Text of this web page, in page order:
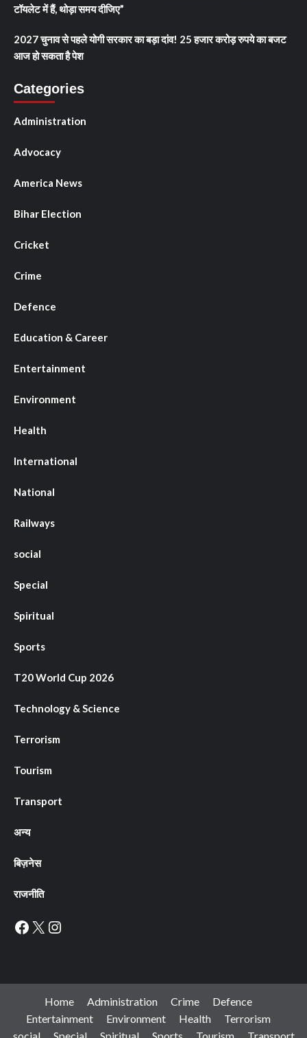
टॉयलेट में हैं, थोड़ा समय दीजिए”
2027 चुनाव से पहले योगी सरकार का बड़ा दांव! 25 हजार करोड़ रुपये का बजट
आज हो सकता है पेश
Categories
Administration
Advocacy
America News
Bihar Election
Cricket
Crime
Defence
Education & Career
Entertainment
Environment
Health
International
National
Railways
social
Special
Spiritual
Sports
T20 World Cup 2026
Technology & Science
Terrorism
Tourism
Transport
अन्य
बिज़नेस
राजनीति
Facebook
X Instagram
Home Administration Crime
Defence
Entertainment
Environment Health
Terrorism